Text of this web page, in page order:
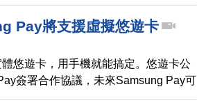
行政院去年宣布汰換陸製設備的指
求金管會儘快查明清楚。
Pay將支援虛擬悠遊卡
悠遊卡，用手機就能搞定。悠遊卡公
簽署合作協議，未來Samsung Pay可
車以及進行小額支付。